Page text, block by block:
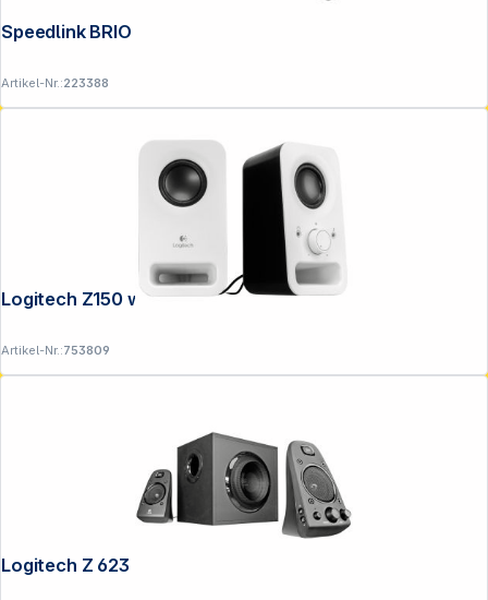
Artikel-Nr.:223388
Logitech Z150 weiss
Artikel-Nr.:753809
Logitech Z 623